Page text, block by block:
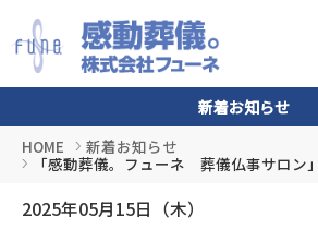
新着お知らせ
HOME
新着お知らせ
「感動葬儀。フューネ 葬儀仏事サロン
2025年05月15日（木）